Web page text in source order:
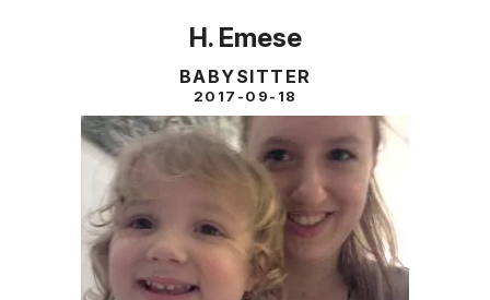
H. Emese
BABYSITTER
2017-09-18